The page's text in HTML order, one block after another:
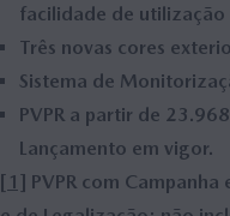
facilidade de utilização
Três novas cores
Sistema de
PVPR a partir de
Lançamento em vigor.
[1] PVPR com